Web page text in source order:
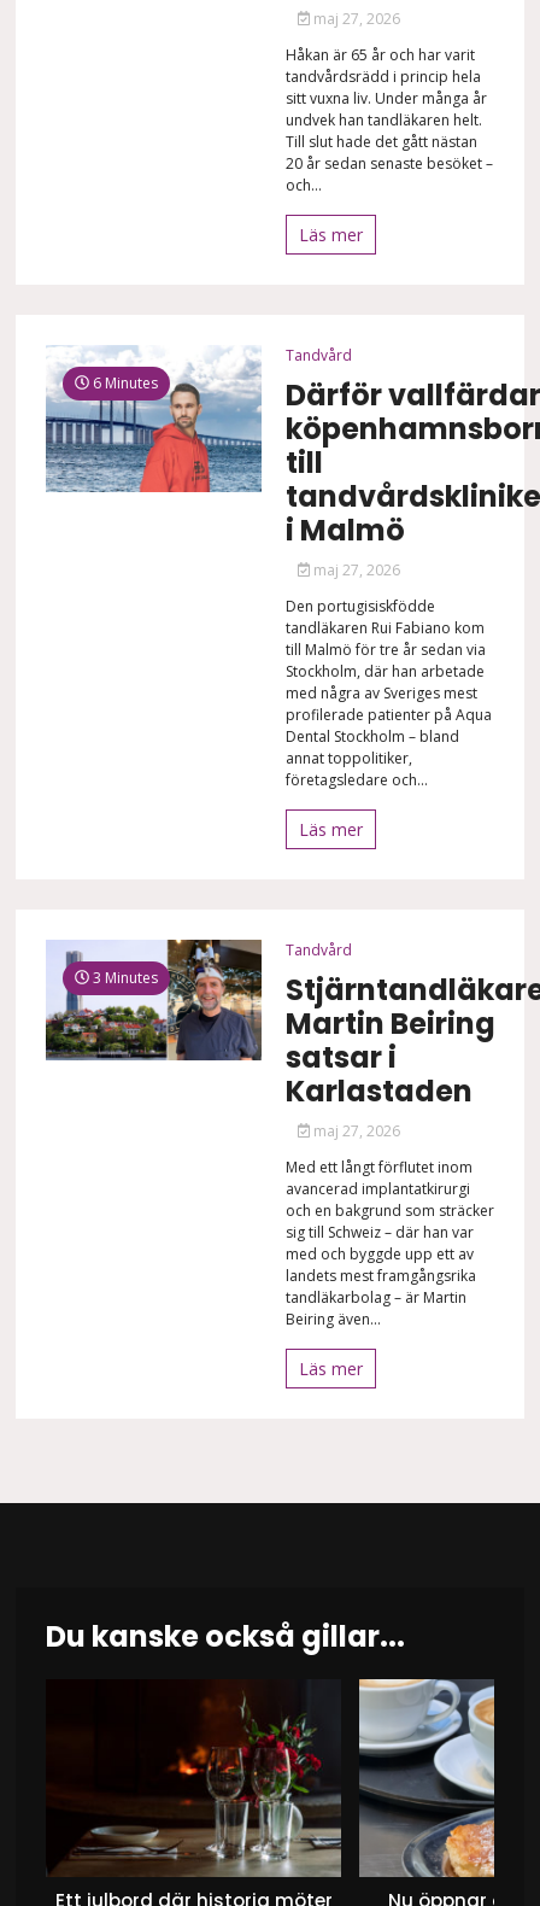
maj 27, 2026
Håkan är 65 år och har varit
tandvårdsrädd i princip hela
sitt vuxna liv. Under många år
undvek han tandläkaren helt.
Till slut hade det gått nästan
20 år sedan senaste besöket –
och...
Läs mer
6 Minutes
Tandvård
Därför vallfärdar
till
i Malmö
maj 27, 2026
Den portugisiskfödde
tandläkaren Rui Fabiano kom
till Malmö för tre år sedan via
Stockholm, där han arbetade
med några av Sveriges mest
profilerade patienter på Aqua
Dental Stockholm – bland
annat toppolitiker,
företagsledare och...
Läs mer
3 Minutes
Tandvård
Martin Beiring
satsar i
Karlastaden
maj 27, 2026
Med ett långt förflutet inom
avancerad implantatkirurgi
och en bakgrund som sträcker
sig till Schweiz – där han var
med och byggde upp ett av
landets mest framgångsrika
tandläkarbolag – är Martin
Beiring även...
Läs mer
Du kanske också gillar...
Ett julbord där historia möter Nu öppnar det